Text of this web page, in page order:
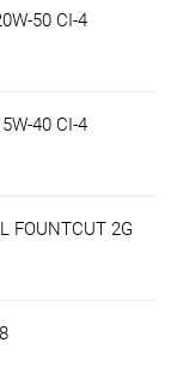
50 CI-4
40 CI-4
FOUNTCUT 2G